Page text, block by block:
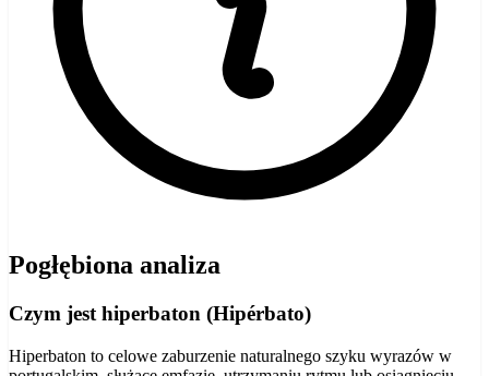
Pogłębiona analiza
Czym jest hiperbaton (Hipérbato)
Hiperbaton to celowe zaburzenie naturalnego szyku wyrazów w